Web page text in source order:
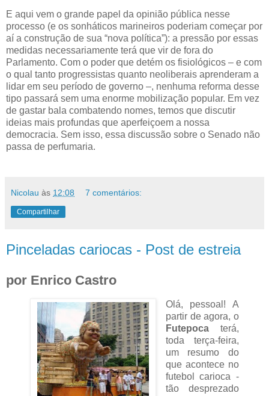
E aqui vem o grande papel da opinião pública nesse
processo (e os sonháticos marineiros poderiam começar por
aí a construção de sua “nova política”): a pressão por essas
medidas necessariamente terá que vir de fora do
Parlamento. Com o poder que detém os fisiológicos – e com
o qual tanto progressistas quanto neoliberais aprenderam a
lidar em seu período de governo –, nenhuma reforma desse
tipo passará sem uma enorme mobilização popular. Em vez
de gastar bala combatendo nomes, temos que discutir
ideias mais profundas que aperfeiçoem a nossa
democracia. Sem isso, essa discussão sobre o Senado não
passa de perfumaria.
Nicolau às 12:08 7 comentários:
Compartilhar
Pinceladas cariocas - Post de estreia
por Enrico Castro
Olá, pessoal! A
partir de agora, o
Futepocaterá,
toda terça-feira,
um resumo do
que acontece no
futebol carioca -
tão desprezado